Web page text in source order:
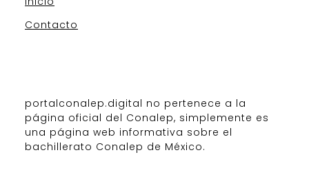
Contacto
portalconalep.digital no pertenece a la
página oficial del Conalep, simplemente es
una página web informativa sobre el
bachillerato Conalep de México.